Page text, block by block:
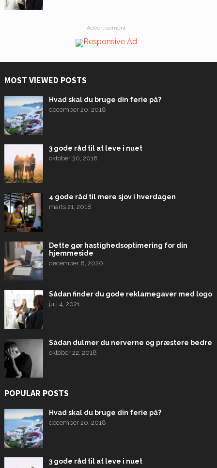
Advertisement
MOST VIEWED POSTS
Hvad skal du bruge din ferie på?
december 20, 2018
3 gode råd til at leve i nuet
oktober 30, 2018
4 gode råd til mere sjov i hverdagen
marts 21, 2018
Dette gør hastighedsoptimering for din
hjemmeside
december 8, 2020
Sådan finder du gode reklamegaver med logo
juli 4, 2021
Sådan dulmer du nerverne og præstere bedre
oktober 22, 2018
POPULAR POSTS
Hvad skal du bruge din ferie på?
december 20, 2018
3 gode råd til at leve i nuet